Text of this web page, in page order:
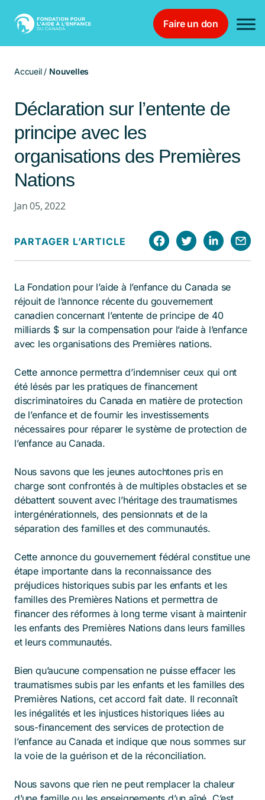
Faire un don
Accueil/ Nouvelles
Déclaration sur l’entente de
principe avec les
organisations des Premières
Nations
Jan 05, 2022
PARTAGER L’ARTICLE
La Fondation pour l’aide à l’enfance du Canada se
réjouit de l’annonce récente du gouvernement
canadien concernant l’entente de principe de 40
milliards $ sur la compensation pour l’aide à l’enfance
avec les organisations des Premières nations.
Cette annonce permettra d’indemniser ceux qui ont
été lésés par les pratiques de financement
discriminatoires du Canada en matière de protection
de l’enfance et de fournir les investissements
nécessaires pour réparer le système de protection de
l’enfance au Canada.
Nous savons que les jeunes autochtones pris en
charge sont confrontés à de multiples obstacles et se
débattent souvent avec l’héritage des traumatismes
intergénérationnels, des pensionnats et de la
séparation des familles et des communautés.
Cette annonce du gouvernement fédéral constitue une
étape importante dans la reconnaissance des
préjudices historiques subis par les enfants et les
familles des Premières Nations et permettra de
financer des réformes à long terme visant à maintenir
les enfants des Premières Nations dans leurs familles
et leurs communautés.
Bien qu’aucune compensation ne puisse effacer les
traumatismes subis par les enfants et les familles des
Premières Nations, cet accord fait date. Il reconnaît
les inégalités et les injustices historiques liées au
sous-financement des services de protection de
l’enfance au Canada et indique que nous sommes sur
la voie de la guérison et de la réconciliation.
Nous savons que rien ne peut remplacer la chaleur